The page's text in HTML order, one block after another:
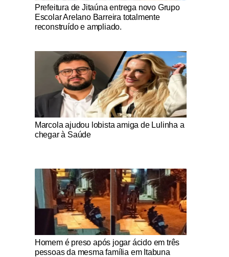
Notícias Católicas
Prefeitura de Jitaúna entrega novo Grupo
Escolar Arelano Barreira totalmente
reconstruído e ampliado.
Notícias Católicas
Marcola ajudou lobista amiga de Lulinha a
chegar à Saúde
Notícias Católicas
Homem é preso após jogar ácido em três
pessoas da mesma família em Itabuna